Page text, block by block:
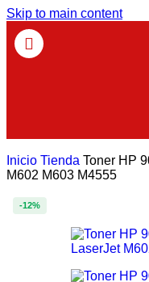
Skip to main content
Inicio Tienda Toner HP
M602 M603 M4555
-12%